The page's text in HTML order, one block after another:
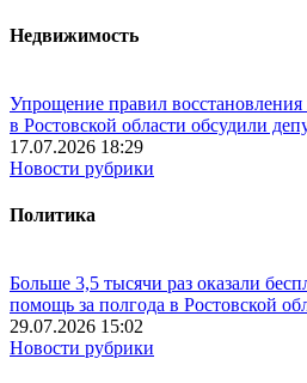
Недвижимость
Упрощение правил
в Ростовской области обсудили
17.07.2026 18:29
Новости рубрики
Политика
Больше 3,5 тысячи раз оказали
помощь за полгода в Ростовской
29.07.2026 15:02
Новости рубрики